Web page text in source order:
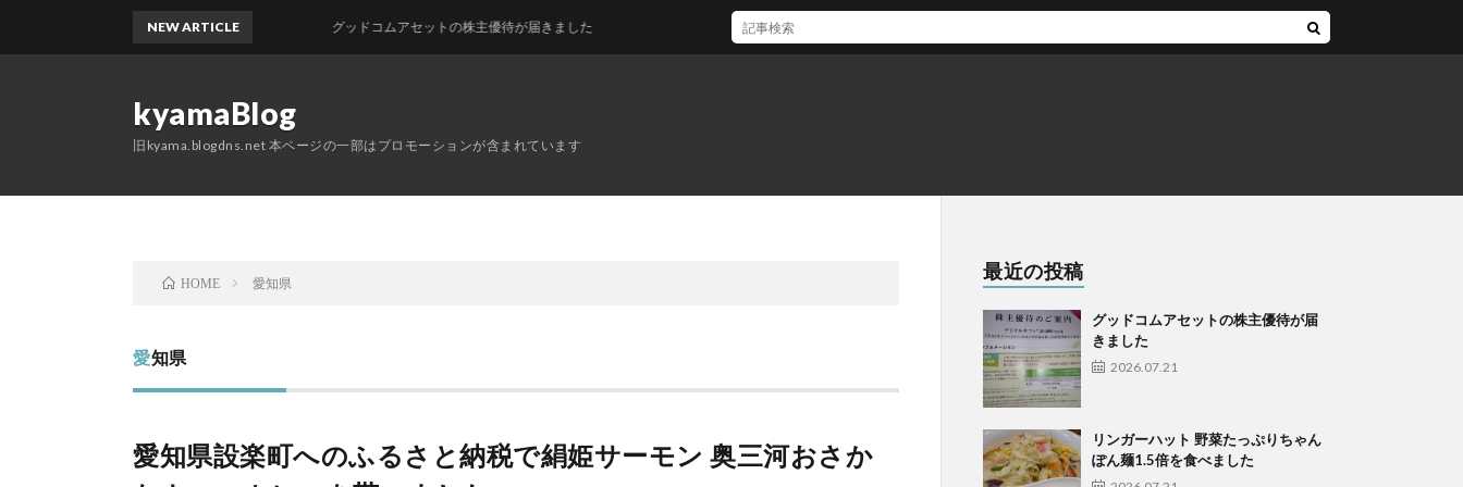
kyamaBlog
旧kyama.blogdns.net 本ページの一部はプロモーションが含まれています
NEW ARTICLE グッドコムアセットの株主優待が届きました
HOME 愛知県
愛知県
愛知県設楽町へのふるさと納税で絹姫サーモン 奥三河おさか
最近の投稿
グッドコムアセットの株主優待が届
きました
2026.07.21
リンガーハット 野菜たっぷりちゃん
ぽん麺1.5倍を食べました